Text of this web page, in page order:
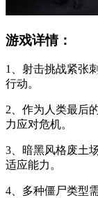
游戏详情：
1、射击挑战紧张
行动。
2、作为人类最后
力应对危机。
3、暗黑风格废土
适应能力。
4、多种僵尸类型